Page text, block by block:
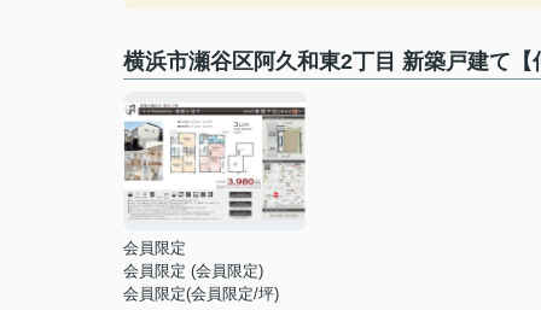
横浜市瀬谷区阿久和東2丁目 新築戸建て
会員限定
会員限定 (会員限定)
会員限定(会員限定/坪)